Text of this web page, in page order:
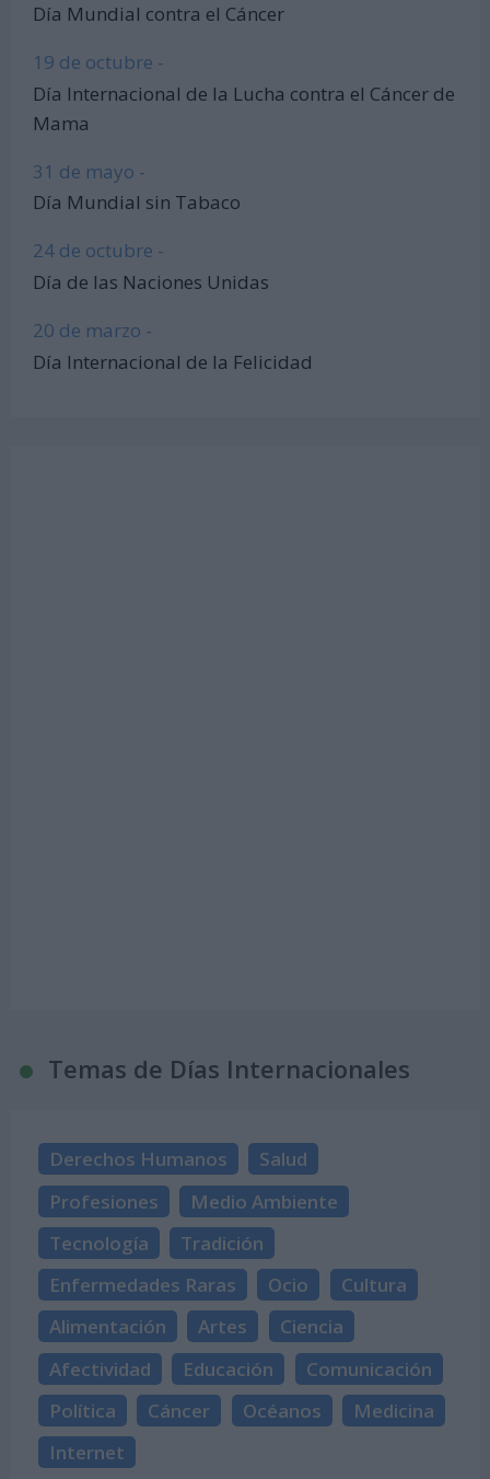
Día Mundial contra el Cáncer
19 de octubre -
Día Internacional de la Lucha contra el Cáncer de
Mama
31 de mayo -
Día Mundial sin Tabaco
24 de octubre -
Día de las Naciones Unidas
20 de marzo -
Día Internacional de la Felicidad
Temas de Días Internacionales
Derechos Humanos
Salud
Profesiones
Medio Ambiente
Tecnología
Tradición
Enfermedades Raras
Ocio
Cultura
Alimentación
Artes
Ciencia
Afectividad
Educación
Comunicación
Política
Cáncer Océanos
Medicina
Internet